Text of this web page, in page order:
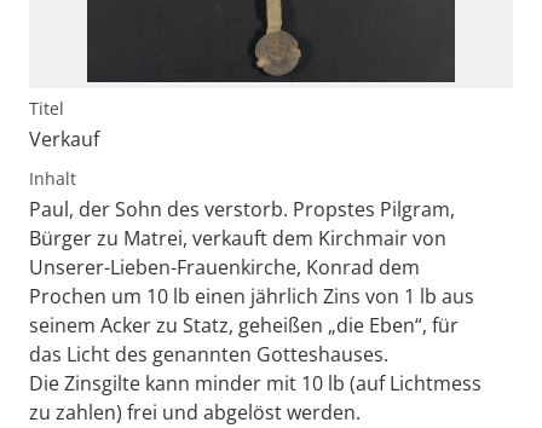
Titel
Verkauf
Inhalt
Paul, der Sohn des verstorb. Propstes Pilgram,
Bürger zu Matrei, verkauft dem Kirchmair von
Unserer-Lieben-Frauenkirche, Konrad dem
Prochen um 10 lb einen jährlich Zins von 1 lb aus
seinem Acker zu Statz, geheißen „die Eben“, für
das Licht des genannten Gotteshauses.
Die Zinsgilte kann minder mit 10 lb (auf Lichtmess
zu zahlen) frei und abgelöst werden.